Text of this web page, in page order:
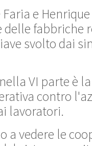
e Henrique
fabbriche
svolto dai
VI parte è
contro
lavoratori.
a vedere le